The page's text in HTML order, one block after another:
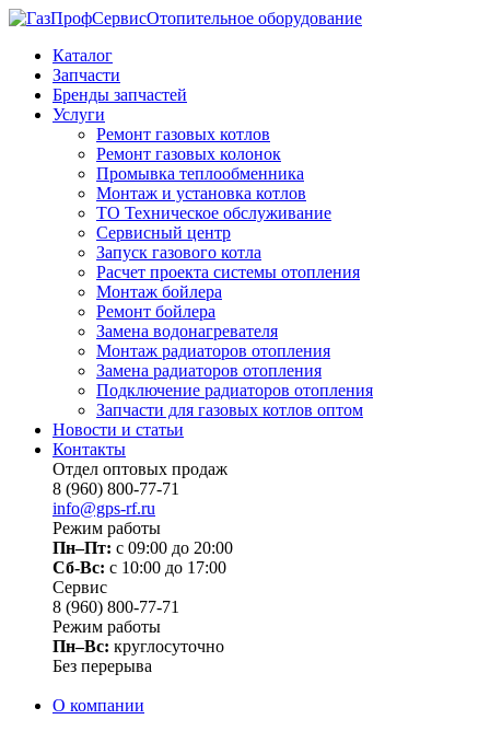
Отопительное оборудование
Каталог
Запчасти
Бренды запчастей
Услуги
Ремонт газовых котлов
Ремонт газовых колонок
Промывка теплообменника
Монтаж и установка котлов
ТО Техническое обслуживание
Сервисный центр
Запуск газового котла
Расчет проекта системы отопления
Монтаж бойлера
Ремонт бойлера
Замена водонагревателя
Монтаж радиаторов отопления
Замена радиаторов отопления
Подключение радиаторов отопления
Запчасти для газовых котлов оптом
Новости и статьи
Контакты
Отдел оптовых продаж
8 (960) 800-77-71
info@gps-rf.ru
Режим работы
Пн–Пт: с 09:00 до 20:00
Сб-Вс: c 10:00 до 17:00
Сервис
8 (960) 800-77-71
Режим работы
Пн–Вс: круглосуточно
Без перерыва
О компании